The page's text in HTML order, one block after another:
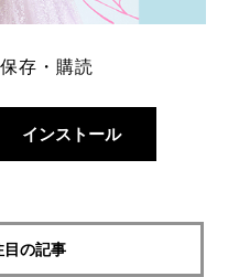
存・購読
インストール
目の記事